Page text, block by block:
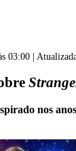
03:00 |
nos